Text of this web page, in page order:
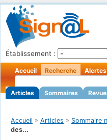
Établissement :
Accueil Recherche
Articles Sommaires
Alertes
Accueil » Articles » Sommaire
des...